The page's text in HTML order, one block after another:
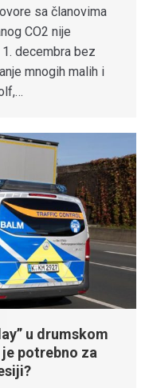
sa članovima
CO2 nije
decembra bez
mnogih malih i
u drumskom
potrebno za